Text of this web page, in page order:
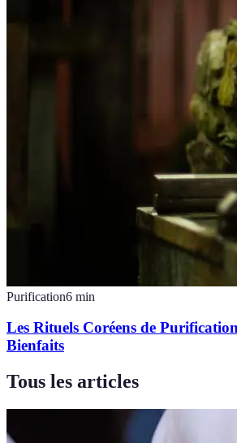
Purification6 min
Les Rituels Coréens de
Bienfaits
Tous les articles